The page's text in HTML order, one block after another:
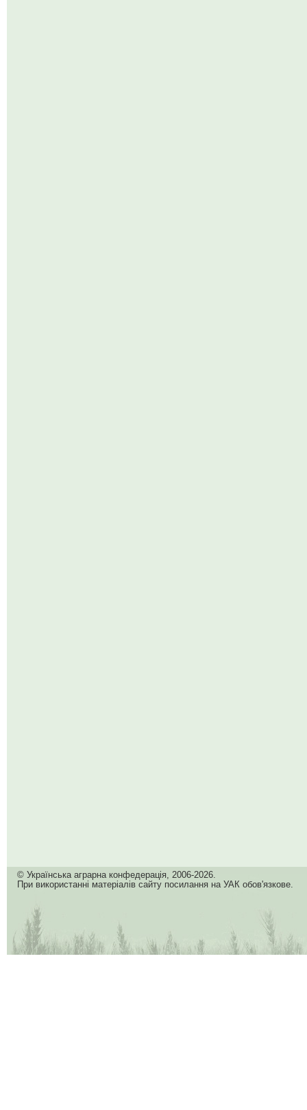
© Українська аграрна конфедерація, 2006-2026.
При використанні матеріалів сайту посилання на УАК обов'язкове.